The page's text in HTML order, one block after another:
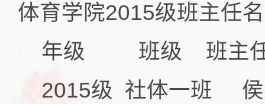
体育学院2015级班主任
年级 班级 班主
2015级 社体一班 侯